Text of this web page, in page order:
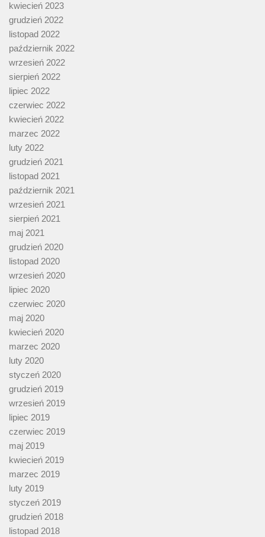
kwiecień 2023
grudzień 2022
listopad 2022
październik 2022
wrzesień 2022
sierpień 2022
lipiec 2022
czerwiec 2022
kwiecień 2022
marzec 2022
luty 2022
grudzień 2021
listopad 2021
październik 2021
wrzesień 2021
sierpień 2021
maj 2021
grudzień 2020
listopad 2020
wrzesień 2020
lipiec 2020
czerwiec 2020
maj 2020
kwiecień 2020
marzec 2020
luty 2020
styczeń 2020
grudzień 2019
wrzesień 2019
lipiec 2019
czerwiec 2019
maj 2019
kwiecień 2019
marzec 2019
luty 2019
styczeń 2019
grudzień 2018
listopad 2018